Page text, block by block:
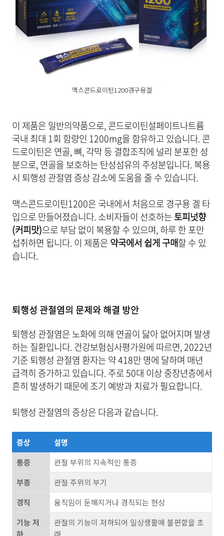
맥스콘드로이틴1200경구용겔
이 제품은 일반의약품으로, 콘드로이틴설페이트나트륨
국내 최대 1회 함량인 1200mg을 함유하고 있습니다. 콘
드로이틴은 연골, 뼈, 각막 등 결합조직에 널리 분포한 성
분으로, 연골을 보호하는 탄성섬유의 주성분입니다. 복용
시 퇴행성 관절염 증상 감소에 도움을 줄 수 있습니다.
맥스콘드로이틴1200은 국내에서 처음으로 경구용 겔 타
입으로 만들어졌습니다. 소비자들이 선호하는토피넛향
(커피맛)으로 부담 없이 복용할 수 있으며, 하루 한 포만
섭취하면 됩니다. 이 제품은약국에서 쉽게 구매할 수 있
습니다.
퇴행성 관절염의 문제와 해결 방안
퇴행성 관절염은 노화에 의해 연골이 닳아 없어지며 발생
하는 질환입니다. 건강보험심사평가원에 따르면, 2022년
기준 퇴행성 관절염 환자는 약 418만 명에 달하며 매년
급격히 증가하고 있습니다. 주로 50대 이상 중장년층에서
흔히 발생하기 때문에 조기 예방과 치료가 필요합니다.
퇴행성 관절염의 증상은 다음과 같습니다.
증상
설명
통증
관절 부위의 지속적인 통증
부종
관절 주위의 부기
경직
움직임이 둔해지거나 경직되는 현상
기능 저
하
관절의 기능이 저하되어 일상생활에 불편함을 초
래